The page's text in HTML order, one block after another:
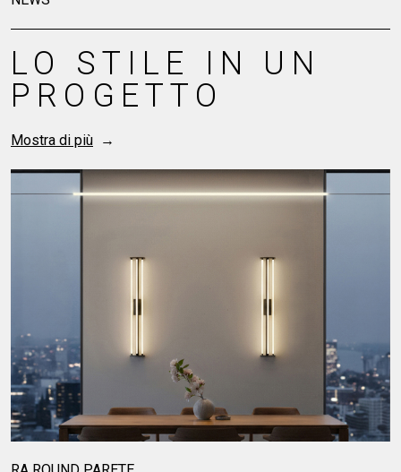
ARCHETTO
03
Mostra di più